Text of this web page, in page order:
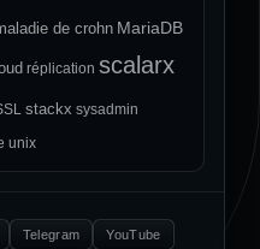
de crohn MariaDB
réplication scalarx
stackx sysadmin
unix
Telegram YouTube